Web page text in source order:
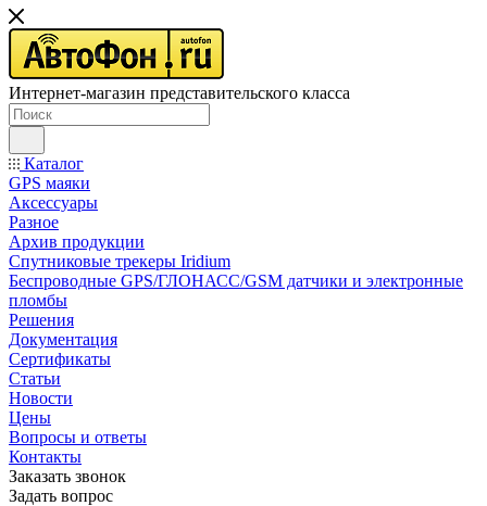
Интернет-магазин представительского класса
Каталог
GPS маяки
Аксессуары
Разное
Архив продукции
Спутниковые трекеры Iridium
Беспроводные GPS/ГЛОНАСС/GSM датчики и электронные
пломбы
Решения
Документация
Сертификаты
Статьи
Новости
Цены
Вопросы и ответы
Контакты
Заказать звонок
Задать вопрос